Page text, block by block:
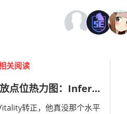
关阅读
科隆Major C4安放点位热力图：Inferno和Nuke最为多变
转正，他真没那个水平